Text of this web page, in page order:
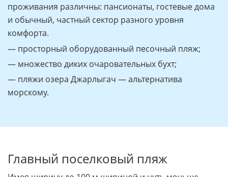
проживания различны: пансионаты, гостевые дома
и обычный, частный сектор разного уровня
комфорта.
— просторный оборудованный песочный пляж;
— множество диких очаровательных бухт;
— пляжи озера Джарлыгач — альтернатива
морскому.
Главный поселковый пляж